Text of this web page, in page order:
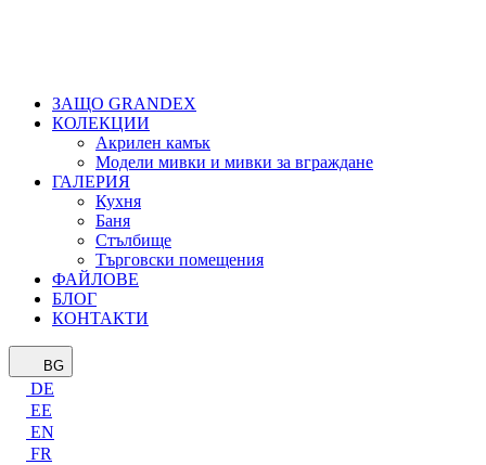
ЗАЩО GRANDEX
КОЛЕКЦИИ
Акрилен камък
Модели мивки и мивки за вграждане
ГАЛЕРИЯ
Кухня
Баня
Стълбище
Търговски помещения
ФАЙЛОВЕ
БЛОГ
КОНТАКТИ
BG
DE
EE
EN
FR